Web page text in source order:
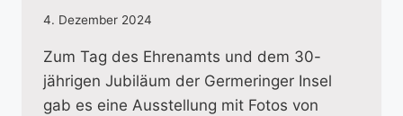
4. Dezember 2024
Zum Tag des Ehrenamts und dem 30-
jährigen Jubiläum der Germeringer Insel
gab es eine Ausstellung mit Fotos von